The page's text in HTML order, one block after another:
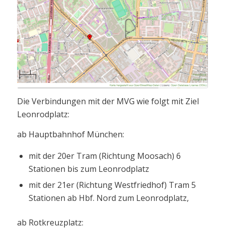
Die Verbindungen mit der MVG wie folgt mit Ziel
Leonrodplatz:
ab Hauptbahnhof München:
mit der 20er Tram (Richtung Moosach) 6
Stationen bis zum Leonrodplatz
mit der 21er (Richtung Westfriedhof) Tram 5
Stationen ab Hbf. Nord zum Leonrodplatz,
ab Rotkreuzplatz: